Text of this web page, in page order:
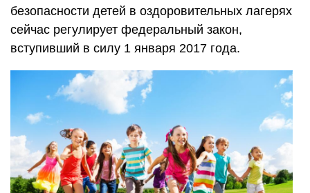
безопасности детей в оздоровительных лагерях
сейчас регулирует федеральный закон,
вступивший в силу 1 января 2017 года.